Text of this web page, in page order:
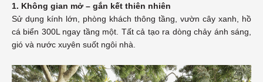
1. Không gian mở – gắn kết thiên nhiên
Sử dụng kính lớn, phòng khách thông tầng, vườn cây xanh, hồ
cá biển 300L ngay tầng một. Tất cả tạo ra dòng chảy ánh sáng,
gió và nước xuyên suốt ngôi nhà.